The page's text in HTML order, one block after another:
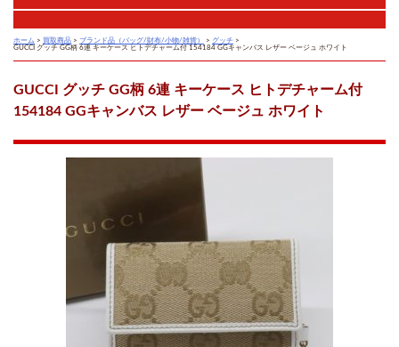
ホーム > 買取商品 > ブランド品（バッグ/財布/小物/雑貨） > グッチ >
GUCCI グッチ GG柄 6連 キーケース ヒトデチャーム付 154184 GGキャンバス レザー ベージュ ホワイト
GUCCI グッチ GG柄 6連 キーケース ヒトデチャーム付
154184 GGキャンバス レザー ベージュ ホワイト